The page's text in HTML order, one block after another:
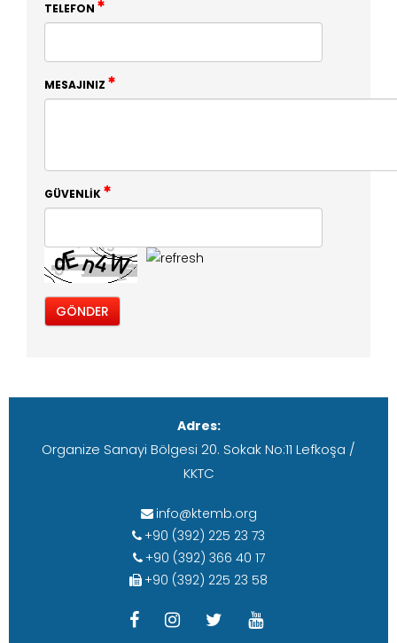
TELEFON
MESAJINIZ
GÜVENLIK
Adres:
Organize Sanayi Bölgesi 20. Sokak No:11 Lefkoşa /
KKTC
info@ktemb.org
+90 (392) 225 23 73
+90 (392) 366 40 17
+90 (392) 225 23 58